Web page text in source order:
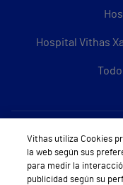
Hospital Vithas
Vithas utiliza Cookies
la web según sus
para medir la
publicidad según su